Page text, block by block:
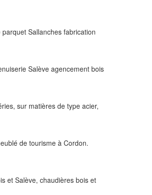
Sallanches fabrication
Salève agencement bois
sur matières de type acier,
de tourisme à Cordon.
et Salève, chaudières bois et